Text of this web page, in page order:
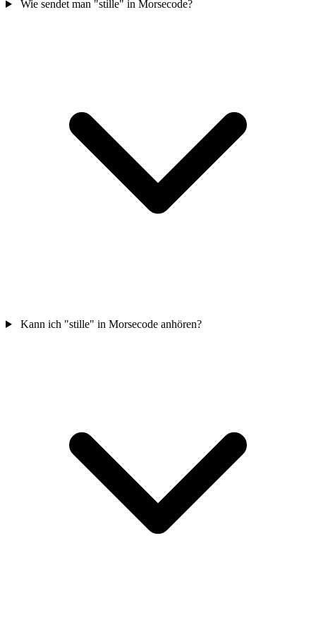
Wie sendet man "stille" in Morsecode?
Kann ich "stille" in Morsecode anhören?